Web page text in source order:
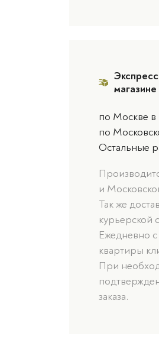
магазине
по Москве
по
Остальные
и
Так же
курьерской
Ежедневно с
квартиры
При
заказа.